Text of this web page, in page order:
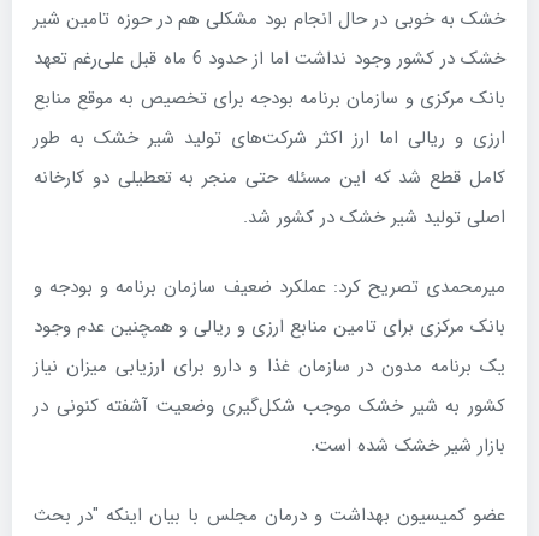
خشک به خوبی در حال انجام بود مشکلی هم در حوزه تامین شیر
خشک در کشور وجود نداشت اما از حدود 6 ماه قبل علی‌رغم تعهد
بانک مرکزی و سازمان برنامه بودجه برای تخصیص به موقع منابع
ارزی و ریالی اما ارز اکثر شرکت‌های تولید شیر خشک به طور
کامل قطع شد که این مسئله حتی منجر به تعطیلی دو کارخانه
اصلی تولید شیر خشک در کشور شد.
میرمحمدی تصریح کرد: عملکرد ضعیف سازمان برنامه و بودجه و
بانک مرکزی برای تامین منابع ارزی و ریالی و همچنین عدم وجود
یک برنامه مدون در سازمان غذا و دارو برای ارزیابی میزان نیاز
کشور به شیر خشک موجب شکل‌گیری وضعیت آشفته کنونی در
بازار شیر خشک شده است.
عضو کمیسیون بهداشت و درمان مجلس با بیان اینکه "در بحث